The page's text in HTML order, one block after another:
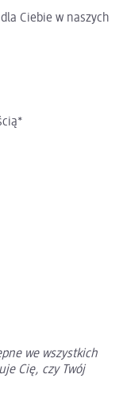
Ciebie w naszych
we wszystkich
Cię, czy Twój